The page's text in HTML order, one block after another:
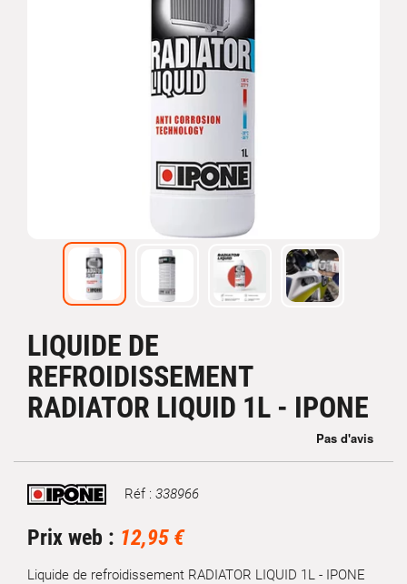
LIQUIDE DE
REFROIDISSEMENT
RADIATOR LIQUID 1L - IPONE
Marque Réf : 338966
Prix web : 12,95 €
Liquide de refroidissement RADIATOR LIQUID 1L - IPONE